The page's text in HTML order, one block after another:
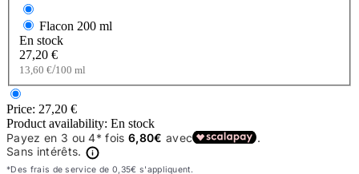
Flacon 200 ml
En stock
27,20 €
13,60 €/100 ml
Price: 27,20 €
Product availability: En stock